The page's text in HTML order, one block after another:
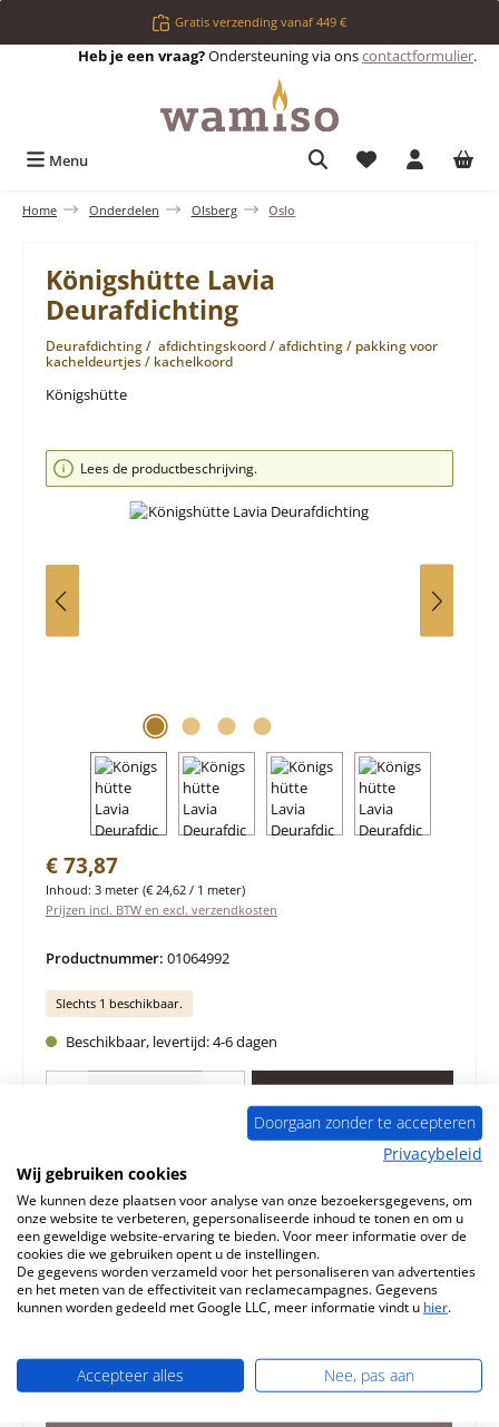
Ga naar de hoofdinhoudGratis verzending vanaf 449 €
Heb je een vraag?Ondersteuning via onscontactformulier.
Menu Je hebt 0 items
Home Onderdelen Olsberg Oslo
Königshütte Lavia
Deurafdichting
Deurafdichting / afdichtingskoord / afdichting / pakking voor
kacheldeurtjes / kachelkoord
Königshütte
Afbeeldingengalerij overslaan
Lees de productbeschrijving.
Normale prijs:
€ 73,87
Inhoud: 3 meter (€ 24,62 / 1 meter)
Prijzen incl. BTW en excl. verzendkosten
Productnummer: 01064992
Slechts 1 beschikbaar.
Beschikbaar, levertijd: 4-6 dagen
Vraag over het product
Origineel Deurafdichting voor de Houtkachel Königshütte
Lavia Königshütte Lavia Deurafdichting Kerngegevens:
Doorgaan zonder te accepteren
Privacybeleid
Wij gebruiken cookies
We kunnen deze plaatsen voor analyse van onze bezoekersgegevens, om
onze website te verbeteren, gepersonaliseerde inhoud te tonen en om u
een geweldige website-ervaring te bieden. Voor meer informatie over de
cookies die we gebruiken opent u de instellingen.
De gegevens worden verzameld voor het personaliseren van advertenties
en het meten van de effectiviteit van reclamecampagnes. Gegevens
kunnen worden gedeeld met Google LLC, meer informatie vindt u hier.
Accepteer alles Nee, pas aan